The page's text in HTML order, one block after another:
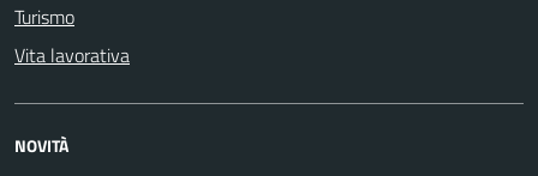
Turismo
Vita lavorativa
NOVITÀ